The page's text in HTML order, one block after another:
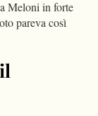
Meloni in forte
pareva così